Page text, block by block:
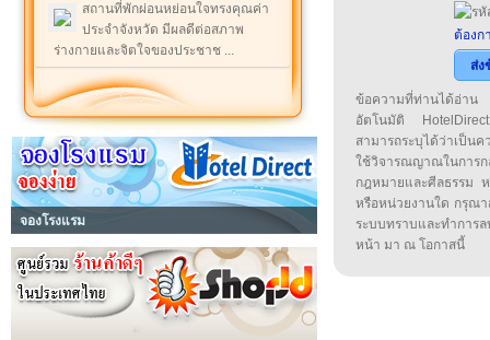
สถานที่พักผ่อนหย่อนใจทรงคุณค่า
ประจำจังหวัด มีผลดีต่อสภาพ
ร่างกายและจิตใจของประชาช ...
จองโรงแรม
ต้องก
ส่ง
ข้อความที่ท่านได้อ่าน
อัตโนมัติ
สามารถระบุได้ว่าเป็น
ใช้วิจารณญาณในกา
กฎหมายและศีลธรรม
หรือหน่วยงานใด กรุณา
ระบบทราบและทำกา
หน้า มา ณ โอกาสนี้